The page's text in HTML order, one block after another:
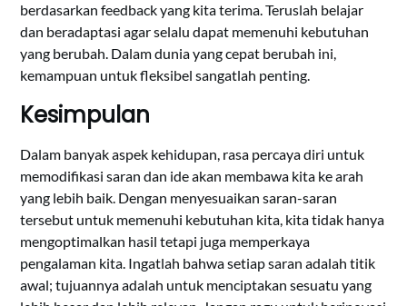
berdasarkan feedback yang kita terima. Teruslah belajar
dan beradaptasi agar selalu dapat memenuhi kebutuhan
yang berubah. Dalam dunia yang cepat berubah ini,
kemampuan untuk fleksibel sangatlah penting.
Kesimpulan
Dalam banyak aspek kehidupan, rasa percaya diri untuk
memodifikasi saran dan ide akan membawa kita ke arah
yang lebih baik. Dengan menyesuaikan saran-saran
tersebut untuk memenuhi kebutuhan kita, kita tidak hanya
mengoptimalkan hasil tetapi juga memperkaya
pengalaman kita. Ingatlah bahwa setiap saran adalah titik
awal; tujuannya adalah untuk menciptakan sesuatu yang